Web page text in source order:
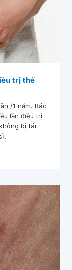
trị thế
/1 năm. Bác
lần điều trị
bị tái